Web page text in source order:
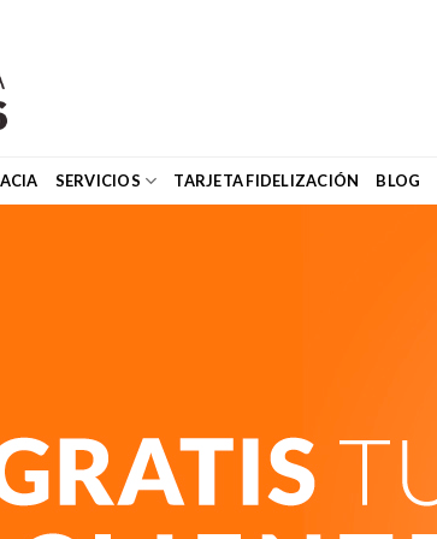
SERVICIOS TARJETA FIDELIZACIÓN BLOG